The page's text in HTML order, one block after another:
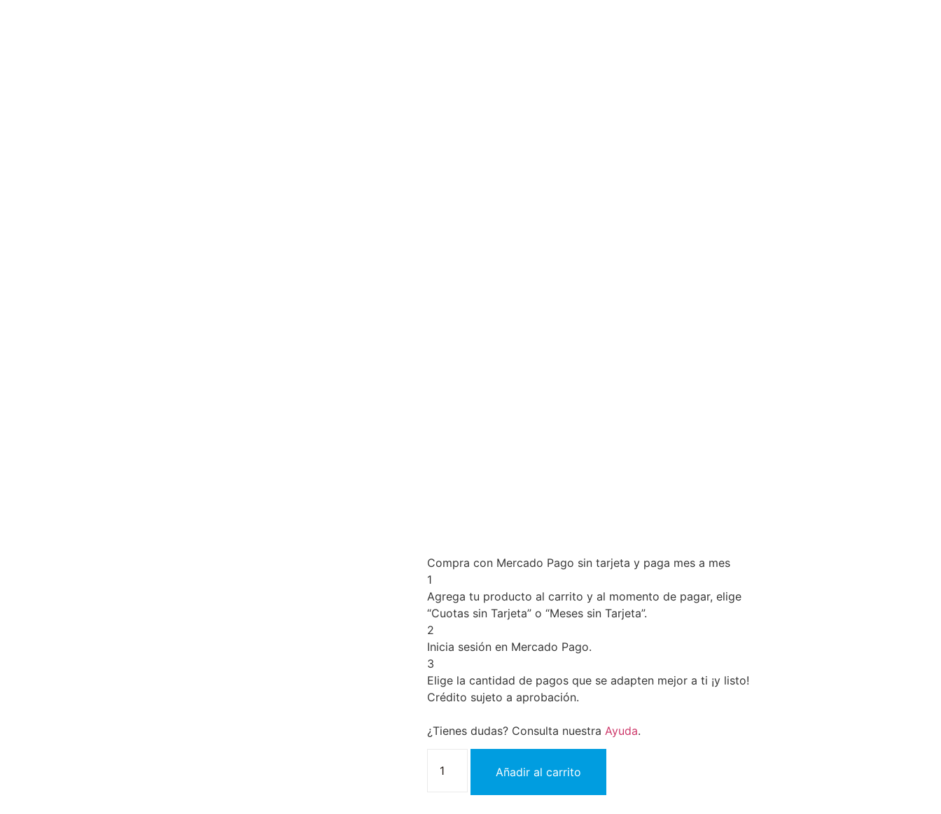
Compra con Mercado Pago sin tarjeta y paga mes a mes
1
Agrega tu producto al carrito y al momento de pagar, elige
“Cuotas sin Tarjeta” o “Meses sin Tarjeta”.
2
Inicia sesión en Mercado Pago.
3
Elige la cantidad de pagos que se adapten mejor a ti ¡y listo!
Crédito sujeto a aprobación.
¿Tienes dudas? Consulta nuestra Ayuda.
Añadir al carrito